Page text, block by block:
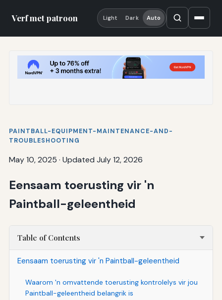
Verf met patroon Light Dark Auto
PAINTBALL-EQUIPMENT-MAINTENANCE-AND-
TROUBLESHOOTING
May 10, 2025 · Updated July 12, 2026
Eensaam toerusting vir 'n
Paintball-geleentheid
Table of Contents
Eensaam toerusting vir 'n Paintball-geleentheid
Waarom 'n omvattende toerusting kontrolelys vir jou
Paintball-geleentheid belangrik is